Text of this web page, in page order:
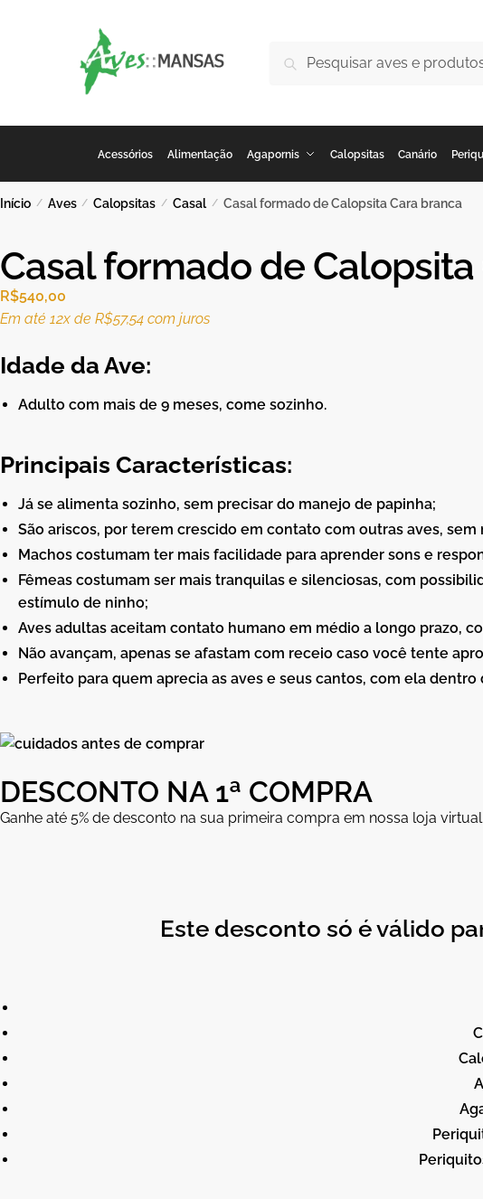
Pesquisar
Acessórios Alimentação Agapornis Calopsitas Canário
Início / Aves / Calopsitas / Casal / Casal formado de Calopsita Cara branca
Casal formado de
R$540,00
Em até 12x de R$57,54 com juros
Idade da Ave:
Adulto com mais de 9 meses, come sozinho.
Principais Características:
Já se alimenta sozinho, sem precisar do manejo de papinha;
São ariscos, por terem crescido em contato com outras aves,
Machos costumam ter mais facilidade para aprender sons e
Fêmeas costumam ser mais tranquilas e silenciosas, com
estímulo de ninho;
Aves adultas aceitam contato humano em médio a longo prazo,
Não avançam, apenas se afastam com receio caso você tente
Perfeito para quem aprecia as aves e seus cantos, com ela
DESCONTO NA 1ª COMPRA
Ganhe até 5% de desconto na sua primeira compra em nossa loja
Este desconto só é válido